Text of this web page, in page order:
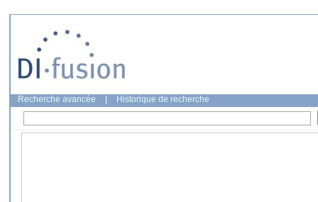
Recherche avancée Historique de recherche